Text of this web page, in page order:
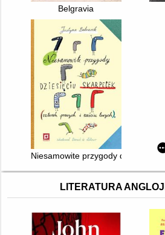
Belgravia
Niesamowite przygody dziesięciu
LITERATURA